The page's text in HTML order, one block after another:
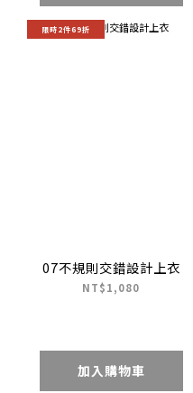
限時2件69折
07不規則交錯設計上衣
NT$1,080
加入購物車